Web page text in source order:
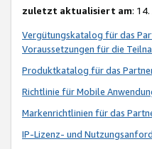
zuletzt aktualisiert am:
Vergütungskatalog für das
Voraussetzungen für die
Produktkatalog für das
Richtlinie für Mobile
Markenrichtlinien für das
IP-Lizenz- und